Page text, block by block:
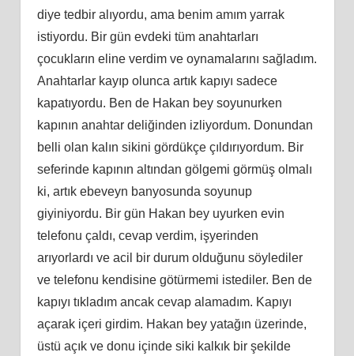
diye tedbir alıyordu, ama benim amım yarrak
istiyordu. Bir gün evdeki tüm anahtarları
çocukların eline verdim ve oynamalarını sağladım.
Anahtarlar kayıp olunca artık kapıyı sadece
kapatıyordu. Ben de Hakan bey soyunurken
kapının anahtar deliğinden izliyordum. Donundan
belli olan kalın sikini gördükçe çıldırıyordum. Bir
seferinde kapının altından gölgemi görmüş olmalı
ki, artık ebeveyn banyosunda soyunup
giyiniyordu. Bir gün Hakan bey uyurken evin
telefonu çaldı, cevap verdim, işyerinden
arıyorlardı ve acil bir durum olduğunu söylediler
ve telefonu kendisine götürmemi istediler. Ben de
kapıyı tıkladım ancak cevap alamadım. Kapıyı
açarak içeri girdim. Hakan bey yatağın üzerinde,
üstü açık ve donu içinde siki kalkık bir şekilde